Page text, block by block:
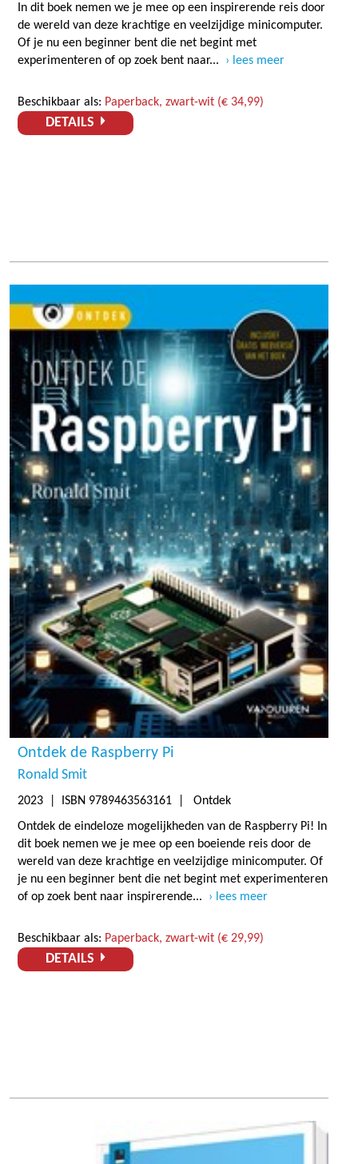
In dit boek nemen we je mee op een inspirerende reis door
de wereld van deze krachtige en veelzijdige minicomputer.
Of je nu een beginner bent die net begint met
experimenteren of op zoek bent naar...
lees meer
Beschikbaar als: Paperback, zwart-wit (€ 34,99)
DETAILS
Ontdek de Raspberry Pi
Ronald Smit
2023 | ISBN 9789463563161 | Ontdek
Ontdek de eindeloze mogelijkheden van de Raspberry Pi! In
dit boek nemen we je mee op een boeiende reis door de
wereld van deze krachtige en veelzijdige minicomputer. Of
je nu een beginner bent die net begint met experimenteren
of op zoek bent naar inspirerende...
lees meer
Beschikbaar als: Paperback, zwart-wit (€ 29,99)
DETAILS